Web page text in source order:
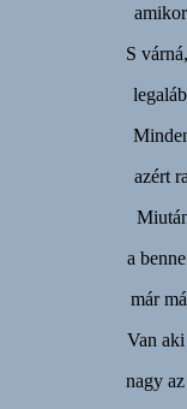
S
azért
a
már
Van
nagy